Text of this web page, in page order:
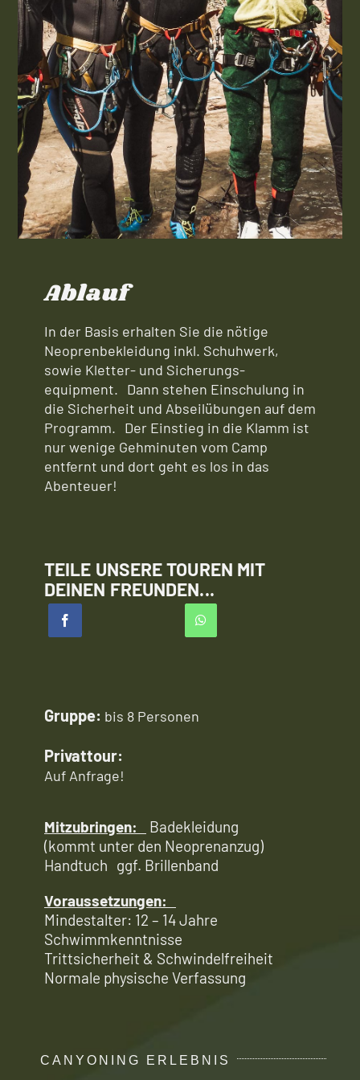
CANYONING ERLEBNIS
Ablauf
In der Basis erhalten Sie die nötige
Neoprenbekleidung inkl. Schuhwerk,
sowie Kletter- und Sicherungs-
equipment. Dann stehen Einschulung in
die Sicherheit und Abseilübungen auf dem
Programm. Der Einstieg in die Klamm ist
nur wenige Gehminuten vom Camp
entfernt und dort geht es los in das
Abenteuer!
TEILE UNSERE TOUREN MIT
DEINEN FREUNDEN...
Gruppe: bis 8 Personen
Privattour:
Auf Anfrage!
Mitzubringen:
Badekleidung
(kommt unter den Neoprenanzug)
Handtuch ggf. Brillenband
Voraussetzungen:
Mindestalter: 12 – 14 Jahre
Schwimmkenntnisse
Trittsicherheit & Schwindelfreiheit
Normale physische Verfassung